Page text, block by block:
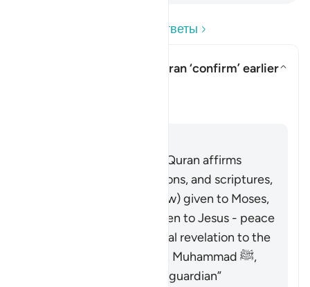
Прочитайте вопросы и ответы
In what sense does the Quran ‘confirm’ earlier
It is well known that the Quran affirms
earlier prophets, revelations, and scriptures,
including the Tawrah (Law) given to Moses,
and the Injil (Gospel) given to Jesus - peace
be upon them. As the final revelation to the
final messenger, Prophet Muhammad ﷺ,
the Quran serves as the “guardian”